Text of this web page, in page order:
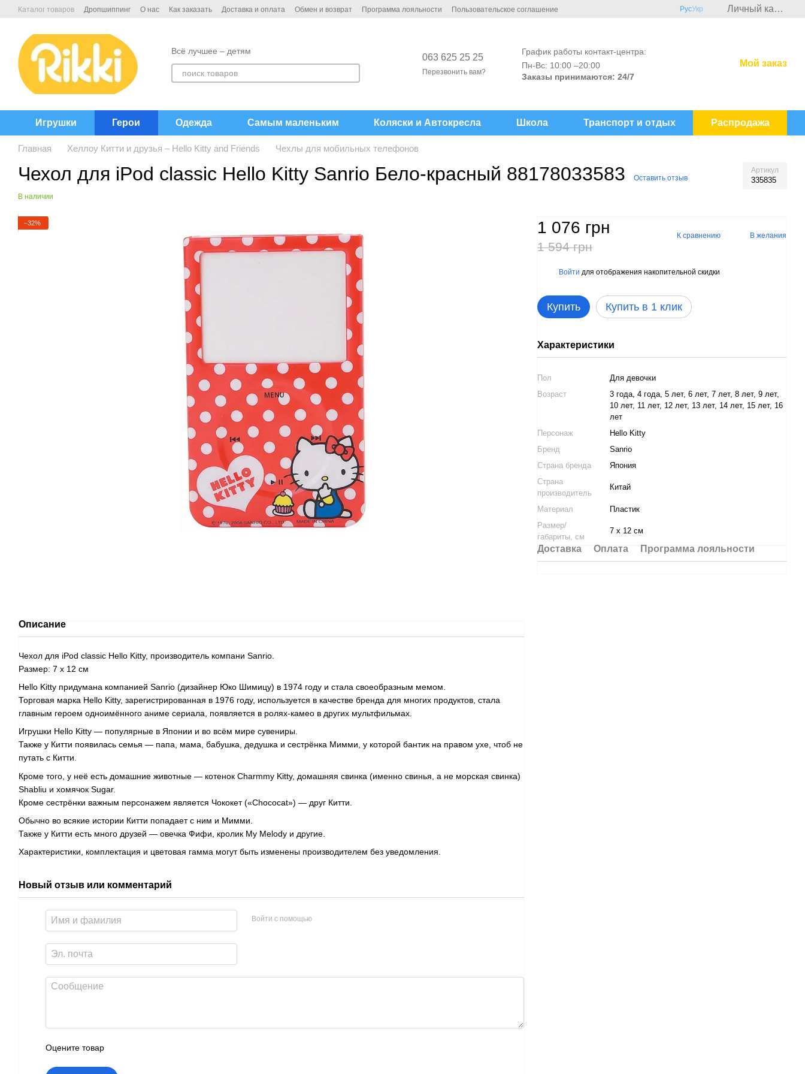
Перейти к основному контенту
Каталог товаров Дропшиппинг О нас Как заказать Доставка и оплата Обмен и возврат Программа лояльности
Пользовательское соглашение
РусУкр Личный кабинет
Всё лучшее – детям
063 625 25 25
Перезвонить вам?
График работы контакт-центра:
Пн-Вс: 10:00 –20:00
Заказы принимаются: 24/7
Мой заказ
Игрушки Герои Одежда Самым маленьким Коляски и Автокреcла Школа Транспорт и отдых Распродажа
Главная Хеллоу Китти и друзья – Hello Kitty and Friends Чехлы для мобильных телефонов
Чехол для iPod classic Hello Kitty Sanrio Бело-красный 88178033583 Оставить отзыв
Артикул
335835
В наличии
−32%
Описание
Чехол для iPod classic Hello Kitty, производитель компани Sanrio.
Размер: 7 х 12 см
Hello Kitty придумана компанией Sanrio (дизайнер Юко Шимицу) в 1974 году и стала своеобразным мемом.
Торговая марка Hello Kitty, зарегистрированная в 1976 году, используется в качестве бренда для многих продуктов, стала
главным героем одноимённого аниме сериала, появляется в ролях-камео в других мультфильмах.
Игрушки Hello Kitty — популярные в Японии и во всём мире сувениры.
Также у Китти появилась семья — папа, мама, бабушка, дедушка и сестрёнка Мимми, у которой бантик на правом ухе, чтоб не
путать с Китти.
Кроме того, у неё есть домашние животные — котенок Charmmy Kitty, домашняя свинка (именно свинья, а не морская свинка)
Shabliu и хомячок Sugar.
Кроме сестрёнки важным персонажем является Чококет («Chococat») — друг Китти.
Обычно во всякие истории Китти попадает с ним и Мимми.
Также у Китти есть много друзей — овечка Фифи, кролик My Melody и другие.
Характеристики, комплектация и цветовая гамма могут быть изменены производителем без уведомления.
Новый отзыв или комментарий
Войти с помощью
Оцените товар
1 076 грн
1 594 грн
К сравнению В желания
Войти для отображения накопительной скидки
Купить Купить в 1 клик
Характеристики
Пол
Для девочки
Возраст
3 года, 4 года, 5 лет, 6 лет, 7 лет, 8 лет, 9 лет,
10 лет, 11 лет, 12 лет, 13 лет, 14 лет, 15 лет, 16
лет
Персонаж
Hello Kitty
Бренд
Sanrio
Страна бренда
Япония
Страна
производитель
Китай
Материал
Пластик
Размер/
габариты, см
7 х 12 см
Доставка Оплата Программа лояльности